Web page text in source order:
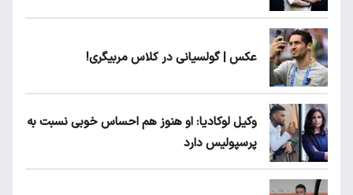
عکس | گولسیانی در کلاس مربیگری!
وکیل لوکادیا: او هنوز هم احساس خوبی نسبت به
پرسپولیس دارد